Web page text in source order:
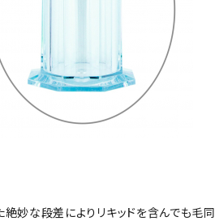
妙な段差によりリキッドを含んでも毛同